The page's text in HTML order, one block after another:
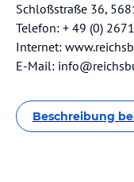
Schloßstraße 36,
Telefon: + 49 (0)
Internet:
E-Mail:
Beschreibung